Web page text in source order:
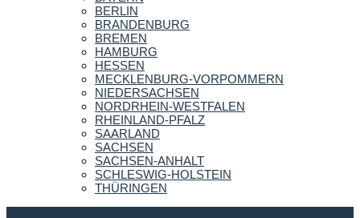
BERLIN
BRANDENBURG
BREMEN
HAMBURG
HESSEN
MECKLENBURG-VORPOMMERN
NIEDERSACHSEN
NORDRHEIN-WESTFALEN
RHEINLAND-PFALZ
SAARLAND
SACHSEN
SACHSEN-ANHALT
SCHLESWIG-HOLSTEIN
THÜRINGEN